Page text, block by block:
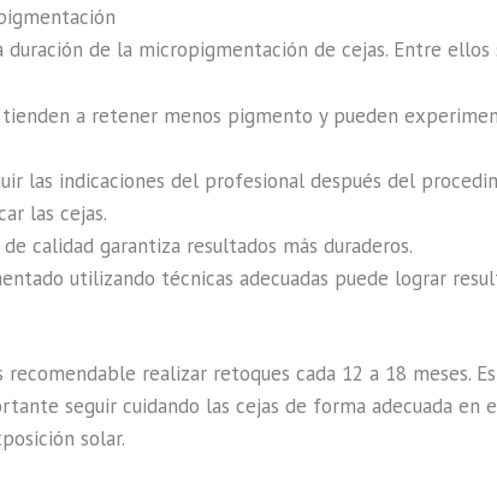
de la micropigmentación de cejas. Entre ellos
tienden a retener menos pigmento y pueden
las indicaciones del profesional después del
las cejas.
calidad garantiza resultados más duraderos.
utilizando técnicas adecuadas puede lograr
recomendable realizar retoques cada 12 a 18 meses.
seguir cuidando las cejas de forma adecuada en
solar.